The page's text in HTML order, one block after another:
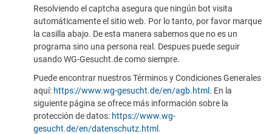
Resolviendo el captcha asegura que ningún bot visita
automáticamente el sitio web. Por lo tanto, por favor marque
la casilla abajo. De esta manera sabemos que no es un
programa sino una persona real. Despues puede seguir
usando WG-Gesucht.de como siempre.
Puede encontrar nuestros Términos y Condiciones Generales
aquí: https://www.wg-gesucht.de/en/agb.html . En la
siguiente página se ofrece más información sobre la
protección de datos: https://www.wg-
gesucht.de/en/datenschutz.html .